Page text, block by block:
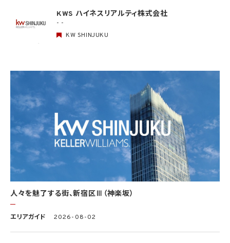
(2) 当該第三者による当該個人情報の取得の経緯
6. 個人情報の安全管理
当社は、個人情報の紛失、破壊、改ざん及び漏洩などのリスクに対して、個人情報の安全
全管理が図られるよう、必要かつ適切な監督を行います。当社の保有個人データに関す
る具体的な安全管理措置の内容は、以下のとおりです。
基本方針の策定
個人データの適正な取扱いの確保のため、「関係法令・ガイドライン等の遵守」、「質問及
び苦情処理の窓口」等についての基本方針として、本プライバシーポリシーを策定
個人データの取扱いに係る規律の整備
取得、利用、保存、提供、削除・廃棄等の段階ごとに、取扱方法、責任者・担当者及びその
任務等について個人データの取扱規程を策定
組織的安全管理措置
1）個人データの取扱いに関する責任者を設置するとともに、個人データを取り扱う従業
者及び当該従業者が取り扱う個人データの範囲を明確化し、法や取扱規程に違反してい
部の者による監査を実施
KWS ハイネスリアルティ株式会社
- -
KW SHINJUKU
人々を魅了する街、新宿区Ⅲ（神楽坂）
エリアガイド 2026-08-02